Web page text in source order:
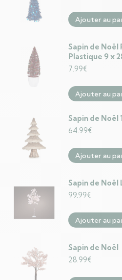
Ajouter au
Sapin de Noël
Plastique 9 x
7.99€
Ajouter au
Sapin de Noël
64.99€
Ajouter au
Sapin de Noël
99.99€
Ajouter au
Sapin de Noël
28.99€